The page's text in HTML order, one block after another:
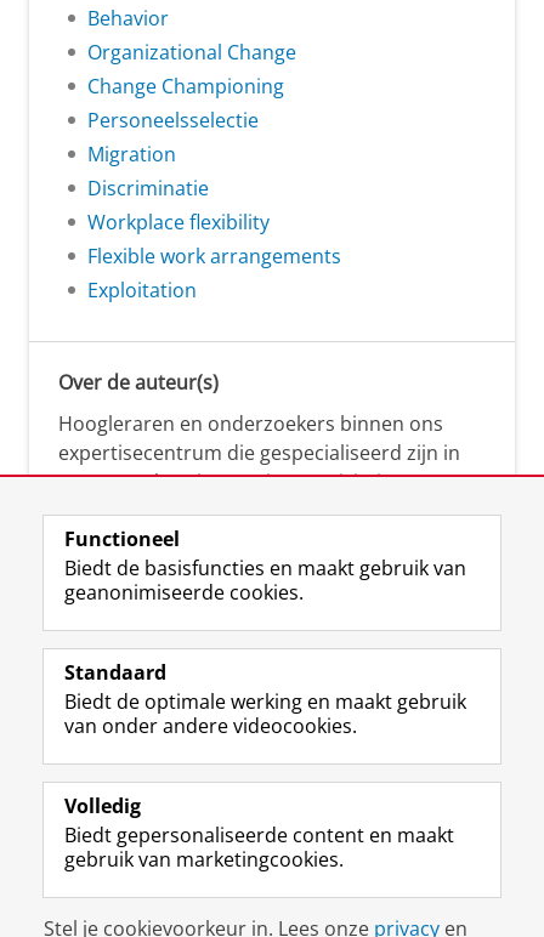
Behavior
Organizational Change
Change Championing
Personeelsselectie
Migration
Discriminatie
Workplace flexibility
Flexible work arrangements
Exploitation
Over de auteur(s)
Hoogleraren en onderzoekers binnen ons
expertisecentrum die gespecialiseerd zijn in
samenwerken, innovatie, creativiteit,
diversiteit, leiderschap en ethisch gedrag.
Over deze blog
Via deze blog vertalen onze experts hun
(actuele) wetenschappelijke kennis naar
praktische, heldere en toegankelijke inzichten.
Disclaimer & Copyright
Functioneel
Biedt de basisfuncties en maakt gebruik van
geanonimiseerde cookies.
Standaard
Biedt de optimale werking en maakt gebruik
van onder andere videocookies.
Volledig
Biedt gepersonaliseerde content en maakt
gebruik van marketingcookies.
Stel je cookievoorkeur in. Lees onze privacy en